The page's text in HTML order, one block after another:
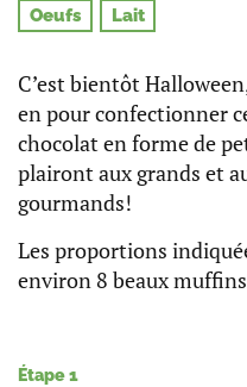
Oeufs Lait
C’est bientôt
en pour confectionner
chocolat en forme de
plairont aux grands et
gourmands!
Les proportions
environ 8 beaux
Étape 1